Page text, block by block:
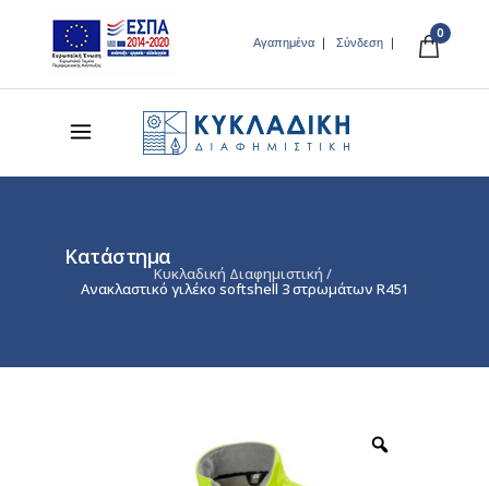
Αγαπημένα Σύνδεση
0
Κατάστημα
Κυκλαδική Διαφημιστική /
Ανακλαστικό γιλέκο softshell 3 στρωμάτων R451